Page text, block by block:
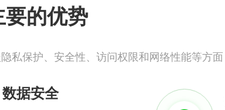
要的优势
私保护、安全性、访问权限和网络性能等方面
数据安全